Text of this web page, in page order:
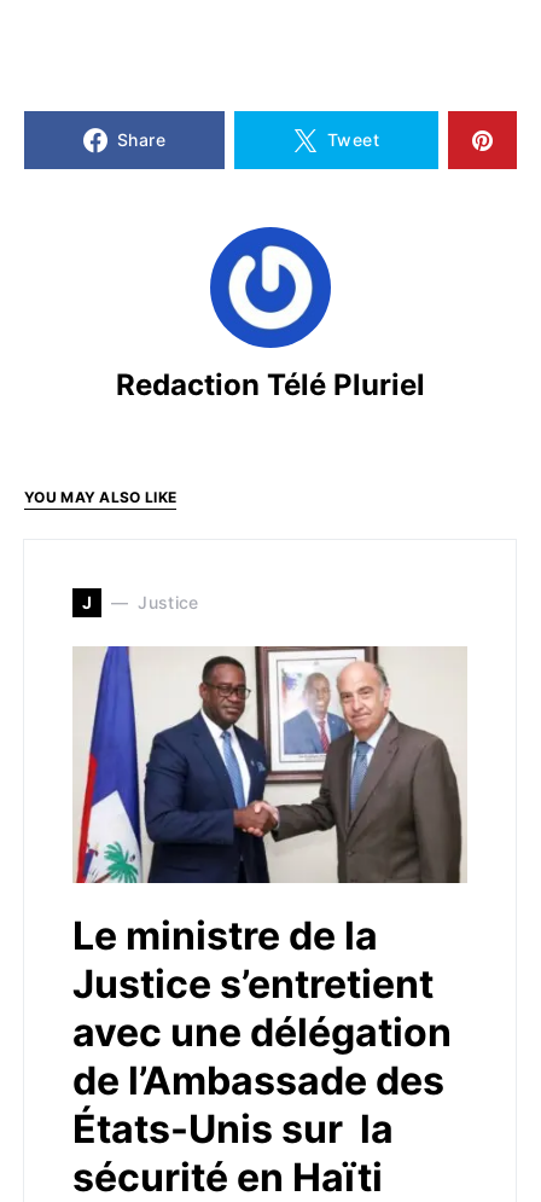
Share Tweet
Redaction Télé Pluriel
YOU MAY ALSO LIKE
J Justice
Le ministre de la
Justice s’entretient
avec une délégation
de l’Ambassade des
États-Unis sur la
sécurité en Haïti